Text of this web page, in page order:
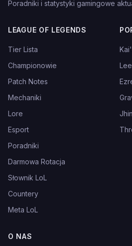
Poradniki i statystyki gamingowe
LEAGUE OF LEGENDS
Tier Lista
Championowie
Patch Notes
Mechaniki
Lore
Esport
Poradniki
Darmowa Rotacja
Słownik LoL
Countery
Meta LoL
O NAS